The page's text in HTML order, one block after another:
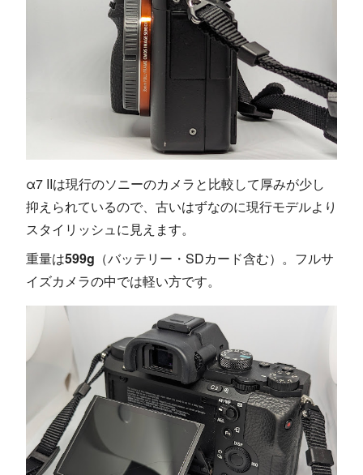
α7 IIは現行のソニーのカメラと比較して厚みが少し
抑えられているので、古いはずなのに現行モデルより
スタイリッシュに見えます。
重量は599g （バッテリー・SDカード含む）。フルサ
イズカメラの中では軽い方です。